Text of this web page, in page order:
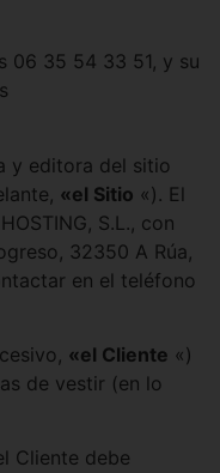
06 35 54 33 51, y su
y editora del sitio
«el Sitio «). El
S.L., con
32350 A Rúa,
en el teléfono
«el Cliente «)
de vestir (en lo
Cliente debe